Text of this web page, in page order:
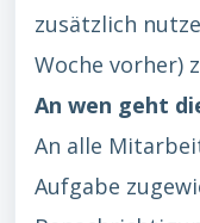
zusätzlich
Woche vorher)
An wen geht
An alle
Aufgabe